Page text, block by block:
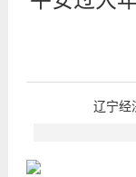
辽宁经